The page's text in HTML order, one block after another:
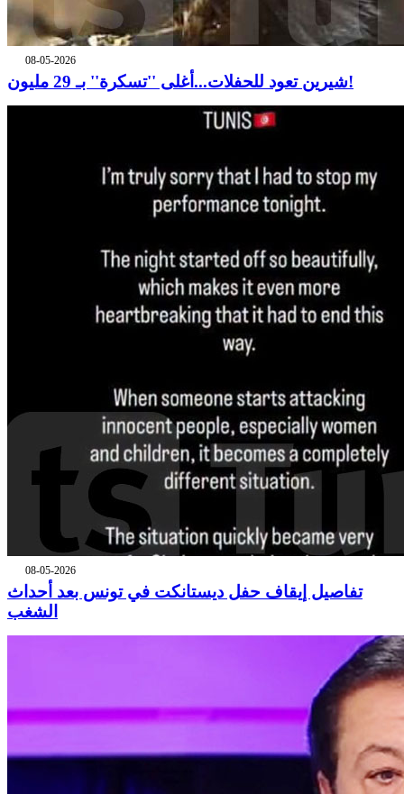
08-05-2026
شيرين تعود للحفلات...أغلى ''تسكرة'' بـ 29 مليون!
08-05-2026
تفاصيل إيقاف حفل ديستانكت في تونس بعد أحداث
الشغب